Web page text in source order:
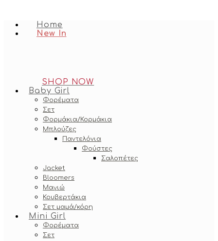
Home
New In
SHOP NOW
Baby Girl
Φορέματα
Σετ
Φορμάκια/Κορμάκια
Μπλούζες
Παντελόνια
Φούστες
Σαλοπέτες
Jacket
Bloomers
Μαγιώ
Κουβερτάκια
Σετ μαμά/κόρη
Mini Girl
Φορέματα
Σετ